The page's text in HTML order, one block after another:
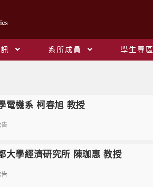
系所成員 學生專區
電機系 柯春旭 教授
告
大學經濟研究所 陳珈惠 教授
告